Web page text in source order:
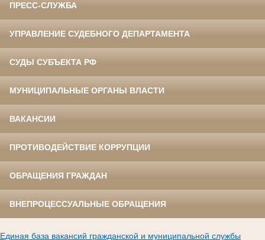
ПРЕСС-СЛУЖБА
УПРАВЛЕНИЕ СУДЕБНОГО ДЕПАРТАМЕНТА
СУДЫ СУБЪЕКТА РФ
МУНИЦИПАЛЬНЫЕ ОРГАНЫ ВЛАСТИ
ВАКАНСИИ
ПРОТИВОДЕЙСТВИЕ КОРРУПЦИИ
ОБРАЩЕНИЯ ГРАЖДАН
ВНЕПРОЦЕССУАЛЬНЫЕ ОБРАЩЕНИЯ
Единая база вакансий гражданской и муниципальной службы